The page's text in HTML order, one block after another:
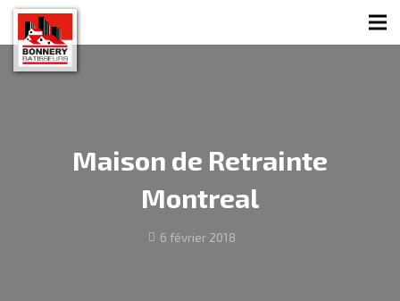
Maison de Retrainte
Montreal
6 février 2018